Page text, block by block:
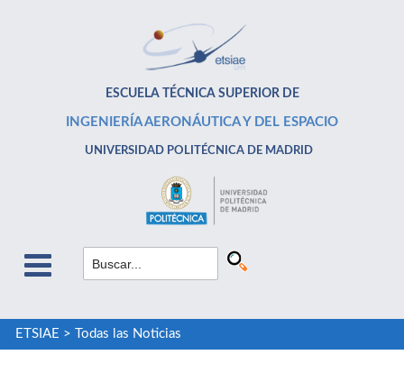
ESCUELA TÉCNICA SUPERIOR DE
INGENIERÍA AERONÁUTICA Y DEL ESPACIO
UNIVERSIDAD POLITÉCNICA DE MADRID
ETSIAE > Todas las Noticias